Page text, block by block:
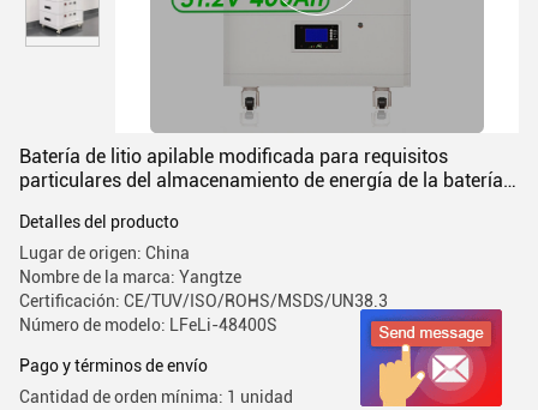
Batería de litio apilable modificada para requisitos
particulares del almacenamiento de energía de la batería
Detalles del producto
Lugar de origen: China
Nombre de la marca: Yangtze
Certificación: CE/TUV/ISO/ROHS/MSDS/UN38.3
Número de modelo: LFeLi-48400S
Pago y términos de envío
Cantidad de orden mínima: 1 unidad